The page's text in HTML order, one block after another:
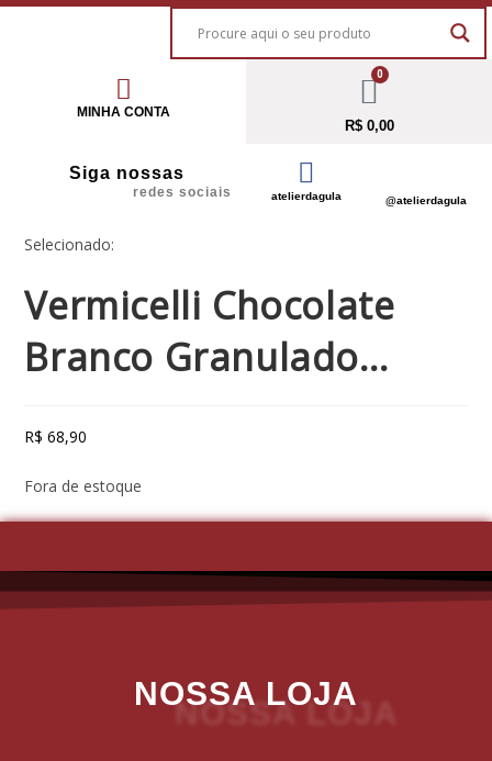
MINHA CONTA
0
R$0,00
Siga nossas
redes sociais atelierdagula @atelierdagula
Selecionado:
Vermicelli Chocolate
Branco Granulado…
R$ 68,90
Fora de estoque
NOSSA LOJA